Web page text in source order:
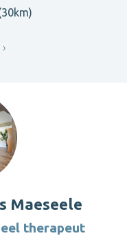
Maeseele
therapeut